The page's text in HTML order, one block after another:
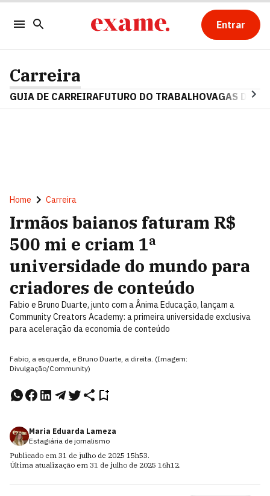
Entrar
Carreira
GUIA DE CARREIRAFUTURO DO TRABALHOVAGAS DE
Home Carreira
Irmãos baianos faturam R$
500 mi e criam 1ª
universidade do mundo para
criadores de conteúdo
Fabio e Bruno Duarte, junto com a Ânima Educação, lançam a
Community Creators Academy: a primeira universidade exclusiva
para aceleração da economia de conteúdo
Fabio, a esquerda, e Bruno Duarte, a direita. (Imagem:
Divulgação/Community)
Maria Eduarda Lameza
Estagiária de jornalismo
Publicado em 31 de julho de 2025 15h53.
Última atualização em 31 de julho de 2025 16h12.